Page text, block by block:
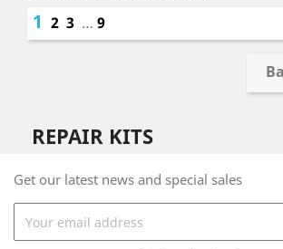
1 2 3 … 9
REPAIR KITS
Get our latest news and special sales